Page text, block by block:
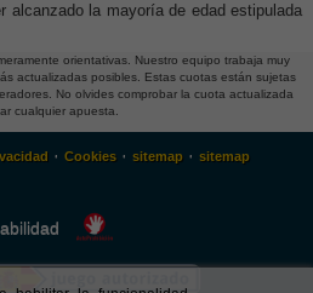
alcanzado la mayoría de edad estipulada
orientativas. Nuestro equipo trabaja muy
actualizadas posibles. Estas cuotas están sujetas
No olvides comprobar la cuota actualizada
cualquier apuesta.
· Cookies· sitemap· sitemap